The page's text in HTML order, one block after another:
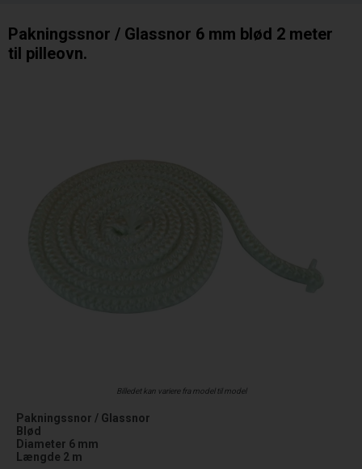
Pakningssnor / Glassnor 6 mm blød 2 meter
til pilleovn.
Billedet kan variere fra model til model
Pakningssnor / Glassnor
Blød
Diameter 6 mm
Længde 2 m